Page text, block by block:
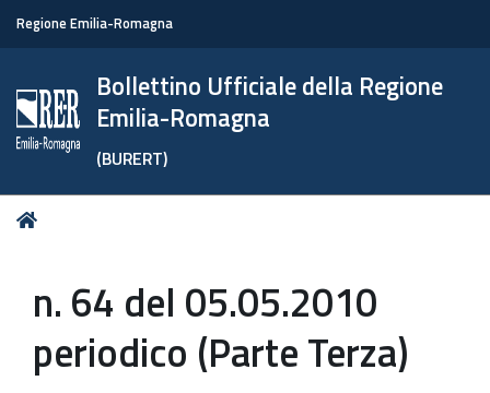
Regione Emilia-Romagna
Bollettino Ufficiale della Regione
Emilia-Romagna
(BURERT)
Tu
n. 64 del 05.05.2010
periodico (Parte Terza)